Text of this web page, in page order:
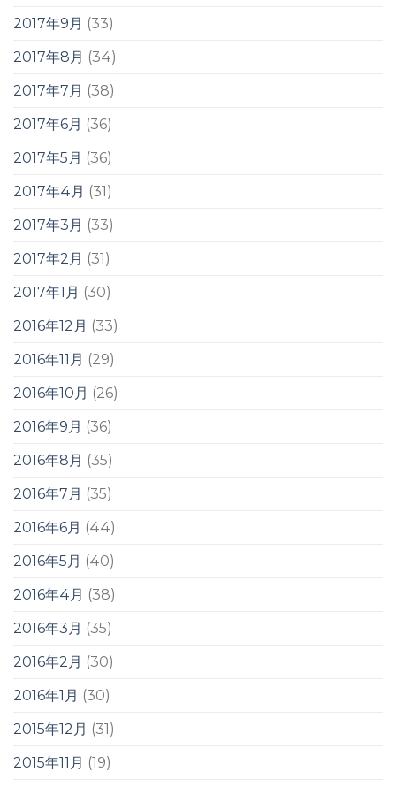
2017年9月 (33)
2017年8月 (34)
2017年7月 (38)
2017年6月 (36)
2017年5月 (36)
2017年4月 (31)
2017年3月 (33)
2017年2月 (31)
2017年1月 (30)
2016年12月 (33)
2016年11月 (29)
2016年10月 (26)
2016年9月 (36)
2016年8月 (35)
2016年7月 (35)
2016年6月 (44)
2016年5月 (40)
2016年4月 (38)
2016年3月 (35)
2016年2月 (30)
2016年1月 (30)
2015年12月 (31)
2015年11月 (19)